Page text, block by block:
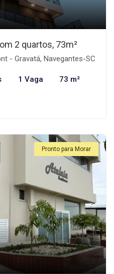
2 quartos, 73m²
- Gravatá, Navegantes-SC
1 Vaga 73 m²
Pronto para Morar